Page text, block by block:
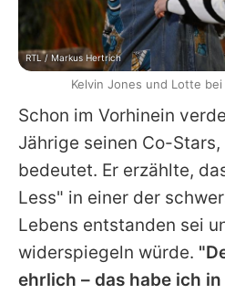
Schon im Vorhinein
Jährige seinen Co-
bedeutet. Er erzählte,
Less" in einer der
Lebens entstanden sei
widerspiegeln würde.
ehrlich – das habe ich
RTL / Markus Hertrich
Kelvin Jones und Lotte